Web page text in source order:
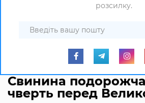
розсилку.
Свинина
чверть перед